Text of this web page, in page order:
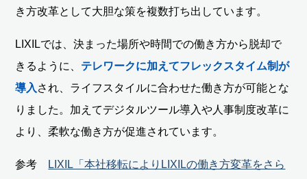
き方改革として大胆な策を複数打ち出しています。
LIXILでは、決まった場所や時間での働き方から脱却で
きるように、 テレワークに加えてフレックスタイム制が
導入 され、ライフスタイルに合わせた働き方が可能とな
りました。加えてデジタルツール導入や人事制度改革に
より、柔軟な働き方が促進されています。
参考
LIXIL「本社移転によりLIXILの働き方変革をさら